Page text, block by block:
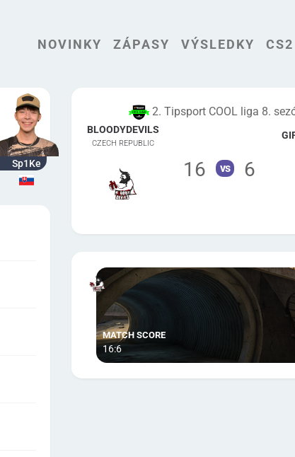
NOVINKY ZÁPASY VÝSLEDKY
Sp1Ke
2. Tipsport COOL liga 8.
BLOODYDEVILS
CZECH REPUBLIC
16 vs 6
16:6